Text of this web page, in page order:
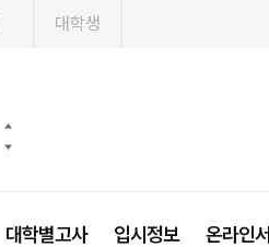
대학생
대학별고사 입시정보 온라인